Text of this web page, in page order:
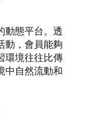
動態平台。透
動，會員能夠
環境往往比傳
中自然流動和